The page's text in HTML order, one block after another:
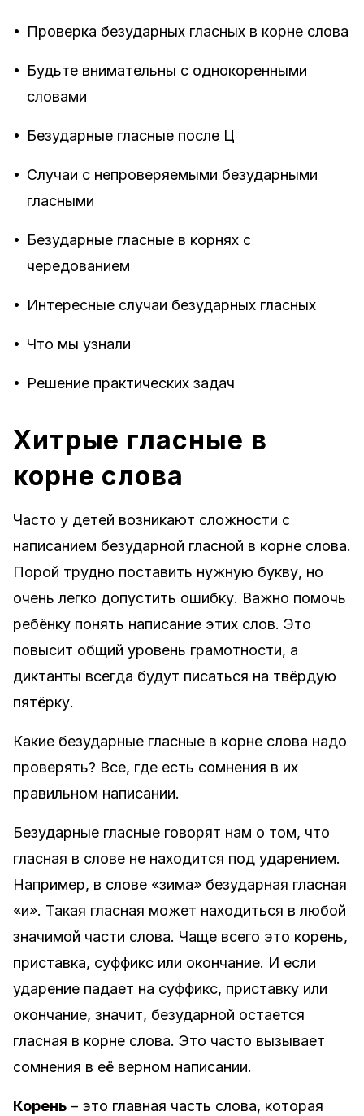
• Проверка безударных гласных в корне слова
• Будьте внимательны с однокоренными
словами
• Безударные гласные после Ц
• Случаи с непроверяемыми безударными
гласными
• Безударные гласные в корнях с
чередованием
• Интересные случаи безударных гласных
• Что мы узнали
• Решение практических задач
Хитрые гласные в
корне слова
Часто у детей возникают сложности с
написанием безударной гласной в корне слова.
Порой трудно поставить нужную букву, но
очень легко допустить ошибку. Важно помочь
ребёнку понять написание этих слов. Это
повысит общий уровень грамотности, а
диктанты всегда будут писаться на твёрдую
пятёрку.
Какие безударные гласные в корне слова надо
проверять? Все, где есть сомнения в их
правильном написании.
Безударные гласные говорят нам о том, что
гласная в слове не находится под ударением.
Например, в слове «зима» безударная гласная
«и». Такая гласная может находиться в любой
значимой части слова. Чаще всего это корень,
приставка, суффикс или окончание. И если
ударение падает на суффикс, приставку или
окончание, значит, безударной остается
гласная в корне слова. Это часто вызывает
сомнения в её верном написании.
Корень– это главная часть слова, которая